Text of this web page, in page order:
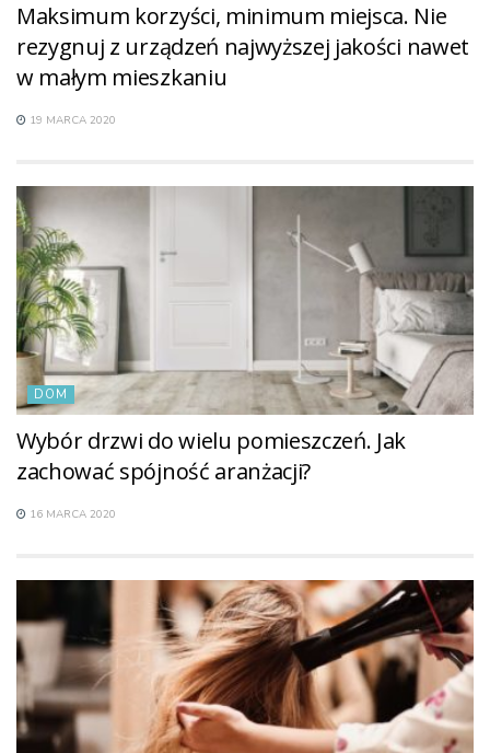
Maksimum korzyści, minimum miejsca. Nie
rezygnuj z urządzeń najwyższej jakości nawet
w małym mieszkaniu
19 MARCA 2020
DOM
Wybór drzwi do wielu pomieszczeń. Jak
zachować spójność aranżacji?
16 MARCA 2020